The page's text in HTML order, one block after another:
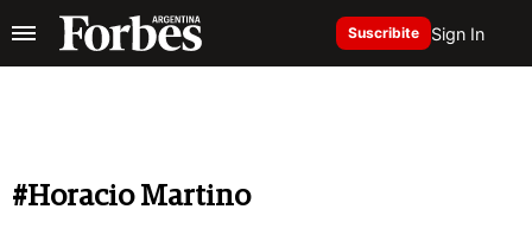
Suscribite Sign In
#Horacio Martino